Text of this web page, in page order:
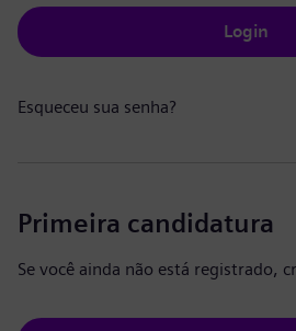
Login
Esqueceu sua senha?
Primeira candidatura
Se você ainda não está registrado,